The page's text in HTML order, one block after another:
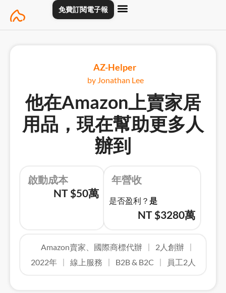
content
免費訂閱電子報
AZ-Helper
by Jonathan Lee
他在Amazon上賣家居
用品，現在幫助更多人
辦到
啟動成本
NT $50萬
年營收
是否盈利？ 是
NT $3280萬
Amazon賣家、國際商標代辦
2人創辦
2022年
線上服務 B2B & B2C 員工2人